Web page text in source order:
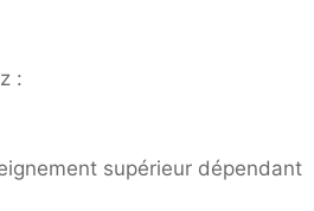
:
supérieur dépendant